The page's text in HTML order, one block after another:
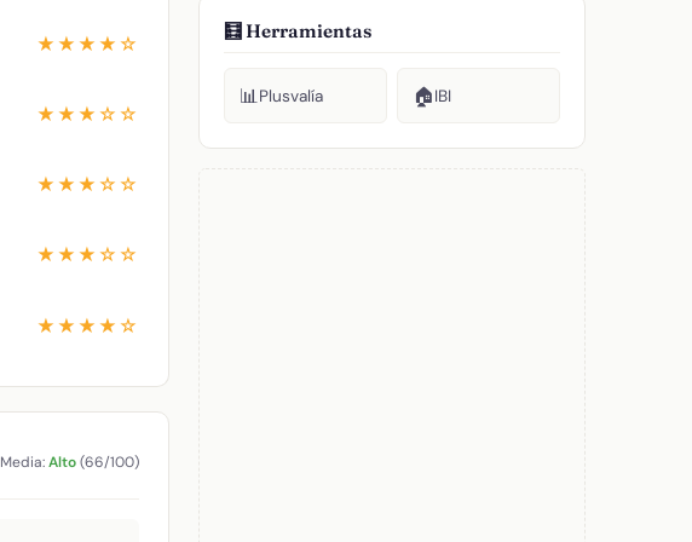
★★★★☆
★★★☆☆
★★★☆☆
★★★☆☆
★★★★☆
Media:Alto(66/100)
🧮 Herramientas
📊Plusvalía 🏠IBI